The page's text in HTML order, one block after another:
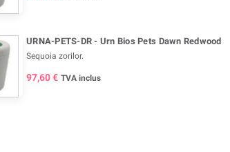
URNA-PETS-DR - Urn Bios Pets Dawn Redwood
Sequoia zorilor.
97,60 € TVA inclus